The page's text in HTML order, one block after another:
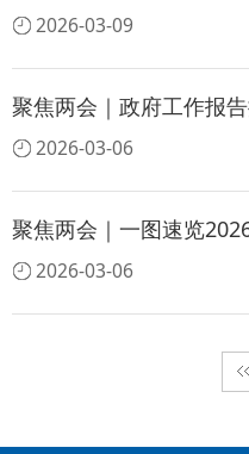
2026-03-09
聚焦两会｜政府工作报告
2026-03-06
聚焦两会｜一图速览
2026-03-06